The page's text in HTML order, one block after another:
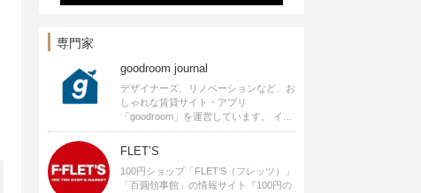
り 雑誌掲載・TV出演・コラム執筆・
専門家
goodroom journal
デザイナーズ、リノベーションなど、お
しゃれな賃貸サイト・アプリ
「goodroom」を運営しています。 イン
テリアや、ひとり暮らし、ふたり暮らし
のアイディアなど、賃貸でも自分らしい
暮らしを楽しむためのヒントをお届けし
ます。
FLET’S
100円ショップ「FLET’S（フレッツ）」
「百圓領事館」の情報サイト『100円の